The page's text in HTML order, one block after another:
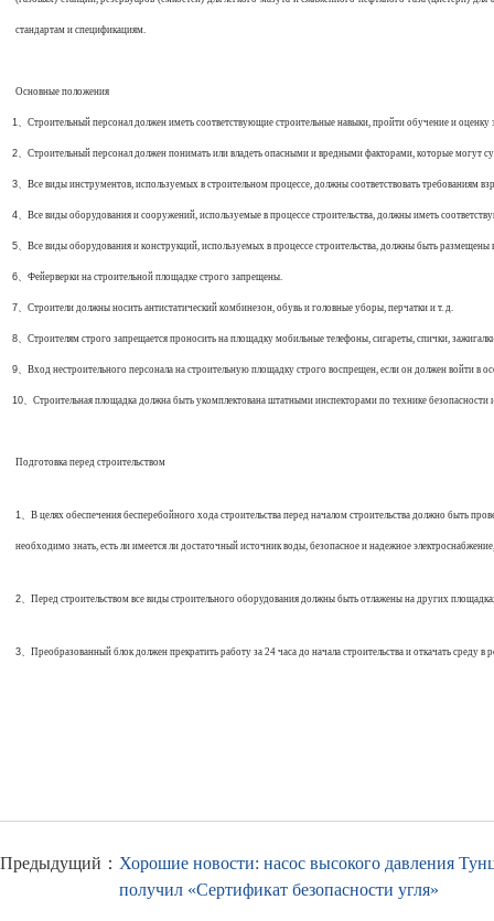
стандартам и спецификациям.
Основные положения
1、 Строительный персонал должен иметь соответствующие строительные навыки, пройти обучение и
2、 Строительный персонал должен понимать или владеть опасными и вредными факторами, которые могут
3、 Все виды инструментов, используемых в строительном процессе, должны соответствовать требованиям
4、 Все виды оборудования и сооружений, используемые в процессе строительства, должны иметь
5、 Все виды оборудования и конструкций, используемых в процессе строительства, должны быть размещены
6、 Фейерверки на строительной площадке строго запрещены.
7、 Строители должны носить антистатический комбинезон, обувь и головные уборы, перчатки и т. д.
8、 Строителям строго запрещается проносить на площадку мобильные телефоны, сигареты, спички,
9、 Вход нестроительного персонала на строительную площадку строго воспрещен, если он должен войти в
10、 Строительная площадка должна быть укомплектована штатными инспекторами по технике безопасности
Подготовка перед строительством
1、 В целях обеспечения бесперебойного хода строительства перед началом строительства должно быть
необходимо знать, есть ли имеется ли достаточный источник воды, безопасное и надежное
2、 Перед строительством все виды строительного оборудования должны быть отлажены на других
3、 Преобразованный блок должен прекратить работу за 24 часа до начала строительства и откачать среду в
Предыдущий： Хорошие новости: насос высокого давления
получил «Сертификат безопасности угля»